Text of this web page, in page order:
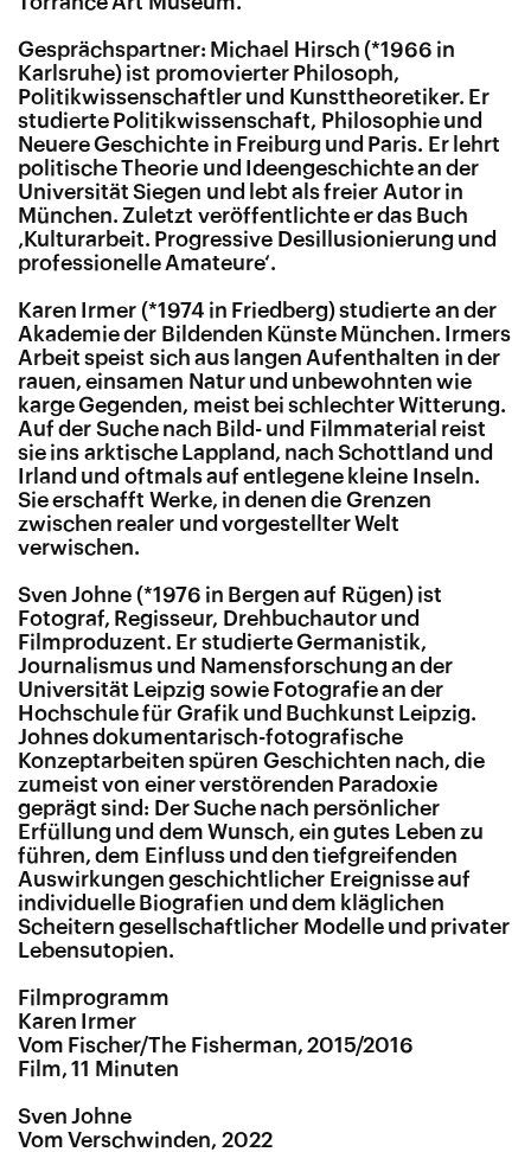
Gesprächspartner: Michael Hirsch (*1966 in
Karlsruhe) ist promovierter Philosoph,
Politikwissenschaftler und Kunsttheoretiker. Er
studierte Politikwissenschaft, Philosophie und
Neuere Geschichte in Freiburg und Paris. Er lehrt
politische Theorie und Ideengeschichte an der
Universität Siegen und lebt als freier Autor in
München. Zuletzt veröffentlichte er das Buch
‚Kulturarbeit. Progressive Desillusionierung und
professionelle Amateure‘.
Karen Irmer (*1974 in Friedberg) studierte an der
Akademie der Bildenden Künste München. Irmers
Arbeit speist sich aus langen Aufenthalten in der
rauen, einsamen Natur und unbewohnten wie
karge Gegenden, meist bei schlechter Witterung.
Auf der Suche nach Bild- und Filmmaterial reist
sie ins arktische Lappland, nach Schottland und
Irland und oftmals auf entlegene kleine Inseln.
Sie erschafft Werke, in denen die Grenzen
zwischen realer und vorgestellter Welt
verwischen.
Sven Johne (*1976 in Bergen auf Rügen) ist
Fotograf, Regisseur, Drehbuchautor und
Filmproduzent. Er studierte Germanistik,
Journalismus und Namensforschung an der
Universität Leipzig sowie Fotografie an der
Hochschule für Grafik und Buchkunst Leipzig.
Johnes dokumentarisch-fotografische
Konzeptarbeiten spüren Geschichten nach, die
zumeist von einer verstörenden Paradoxie
geprägt sind: Der Suche nach persönlicher
Erfüllung und dem Wunsch, ein gutes Leben zu
führen, dem Einfluss und den tiefgreifenden
Auswirkungen geschichtlicher Ereignisse auf
individuelle Biografien und dem kläglichen
Scheitern gesellschaftlicher Modelle und privater
Lebensutopien.
Filmprogramm
Karen Irmer
Vom Fischer/The Fisherman, 2015/2016
Film, 11 Minuten
Sven Johne
Vom Verschwinden, 2022